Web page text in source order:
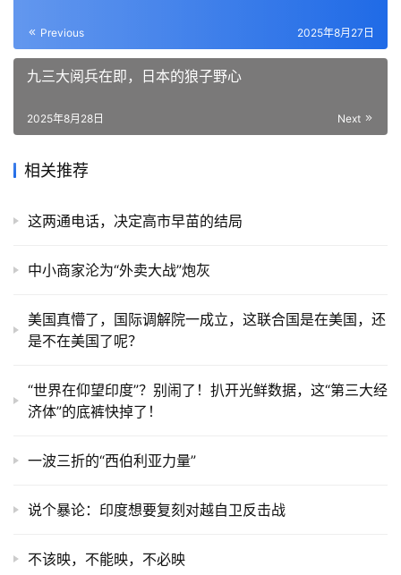
Previous 2025年8月27日
九三大阅兵在即，日本的狼子野心
Next
2025年8月28日
相关推荐
这两通电话，决定高市早苗的结局
中小商家沦为“外卖大战”炮灰
美国真懵了，国际调解院一成立，这联合国是在美国，还
是不在美国了呢？
“世界在仰望印度”？别闹了！扒开光鲜数据，这“第三大经
济体”的底裤快掉了！
一波三折的“西伯利亚力量”
说个暴论：印度想要复刻对越自卫反击战
不该映，不能映，不必映